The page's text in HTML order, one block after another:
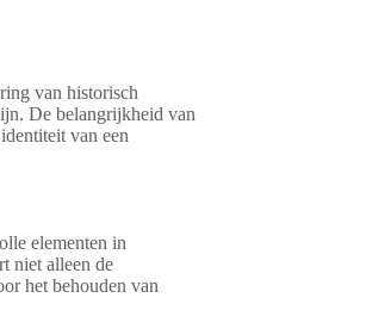
van historisch
De belangrijkheid van
van een
elementen in
niet alleen de
het behouden van